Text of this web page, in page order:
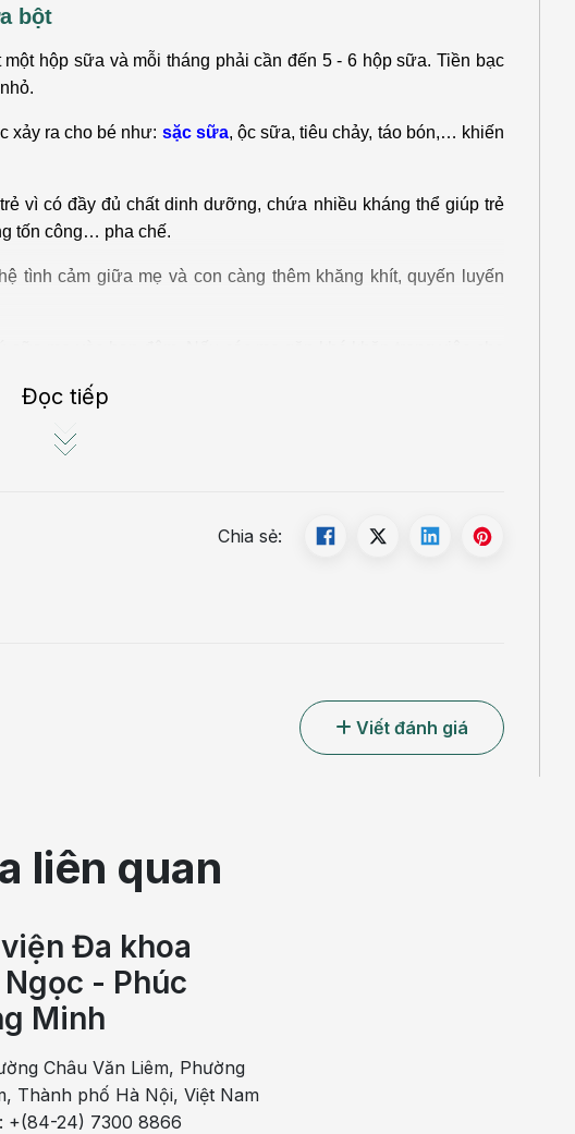
bột
hộp sữa và mỗi tháng phải cần đến 5 - 6 hộp sữa. Tiền bạc
xảy ra cho bé như: sặc sữa, ộc sữa, tiêu chảy, táo bón,… khiến
vì có đầy đủ chất dinh dưỡng, chứa nhiều kháng thể giúp trẻ
tốn công… pha chế.
tình cảm giữa mẹ và con càng thêm khăng khít, quyến luyến
tốt cho bé mà còn đem lại nhiều lợi ích cho mẹ
sữa bột, nhiều bà mẹ đã cho con
nào.
Đọc tiếp
Chia sẻ:
Viết đánh giá
liên quan
Đa khoa
- Phúc
Minh
Châu Văn Liêm, Phường
Thành phố Hà Nội, Việt Nam
+(84-24) 7300 8866